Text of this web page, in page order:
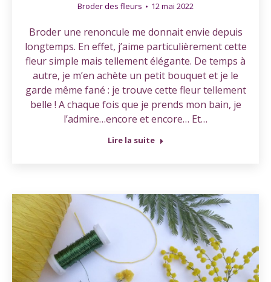
Broder des fleurs 12 mai 2022
Broder une renoncule me donnait envie depuis
longtemps. En effet, j’aime particulièrement cette
fleur simple mais tellement élégante. De temps à
autre, je m’en achète un petit bouquet et je le
garde même fané : je trouve cette fleur tellement
belle ! A chaque fois que je prends mon bain, je
l’admire…encore et encore… Et…
Lire la suite